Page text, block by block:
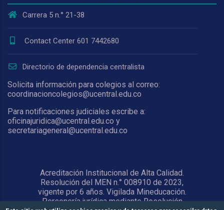
Carrera 5 n.° 21-38
Contact Center 601 7442680
Directorio de dependencia centralista
Solicita información para colegios al correo:
coordinacioncolegios@ucentral.edu.co
Para notificaciones judiciales escribe a:
oficinajuridica@ucentral.edu.co y
secretariageneral@ucentral.edu.co
Acreditación Institucional de Alta Calidad.
Resolución del MEN n.° 008910 de 2023,
vigente por 6 años. Vigilada Mineducación.
Personería jurídica mediante Resolución